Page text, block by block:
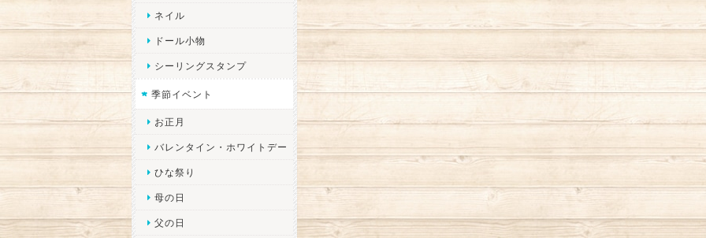
ネイル
ドール小物
シーリングスタンプ
季節イベント
お正月
バレンタイン・ホワイトデー
ひな祭り
母の日
父の日